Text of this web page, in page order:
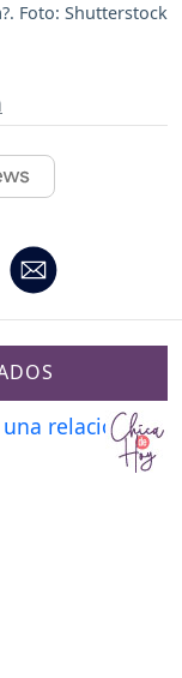
Foto: Shutterstock